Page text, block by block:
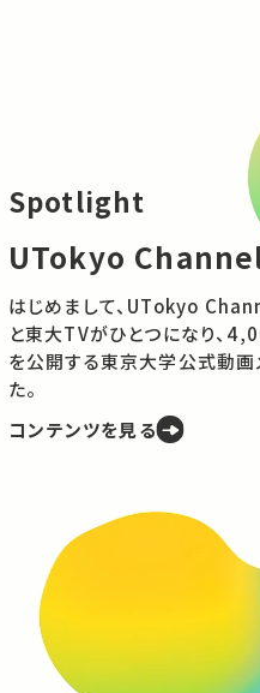
技術は
——ELSI
理のこ
AIやロボッ
に何をもた
に、技術と社